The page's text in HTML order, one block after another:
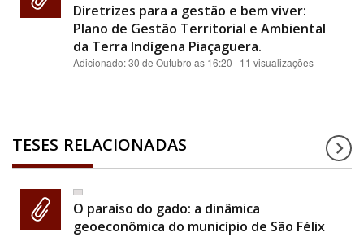
Diretrizes para a gestão e bem viver:
Plano de Gestão Territorial e Ambiental
da Terra Indígena Piaçaguera.
Adicionado:30 de Outubro as 16:20 | 11 visualizações
TESES RELACIONADAS
O paraíso do gado: a dinâmica
geoeconômica do município de São Félix